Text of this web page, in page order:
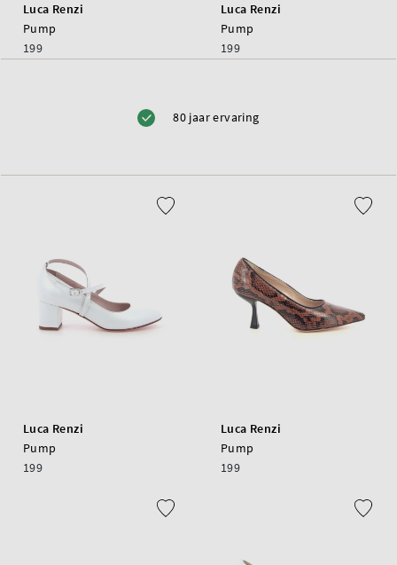
Luca Renzi
Pump
199
Luca Renzi
Pump
199
Luca Renzi
Pump
199
Luca Renzi
Pump
199
80 jaar ervaring